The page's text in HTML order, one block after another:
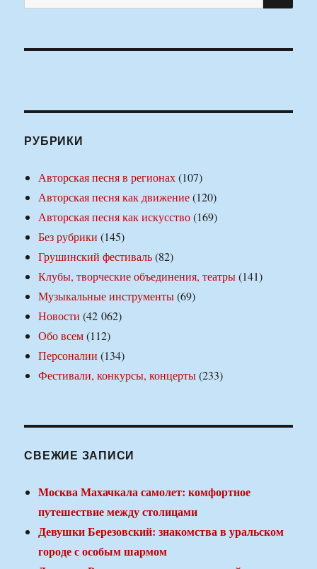
РУБРИКИ
Авторская песня в регионах(107)
Авторская песня как движение(120)
Авторская песня как искусство(169)
Без рубрики (145)
Грушинский фестиваль(82)
Клубы, творческие объединения, театры(141)
Музыкальные инструменты(69)
Новости (42 062)
Обо всем(112)
Персоналии (134)
Фестивали, конкурсы, концерты(233)
СВЕЖИЕ ЗАПИСИ
Москва Махачкала самолет: комфортное
путешествие между столицами
Девушки Березовский: знакомства в уральском
городе с особым шармом